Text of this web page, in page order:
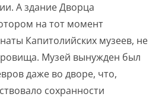
А здание Дворца
на тот момент
Капитолийских музеев, не
Музей вынужден был
даже во дворе, что,
сохранности